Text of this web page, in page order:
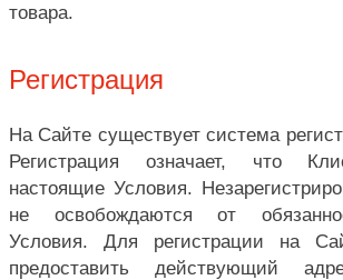
товара.
Регистрация
На Сайте существует система
Регистрация означает, что
настоящие Условия.
не освобождаются от
Условия. Для регистрации на
предоставить действующий